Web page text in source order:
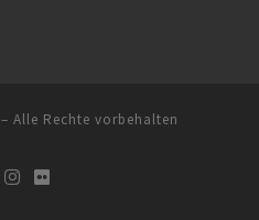
– Alle Rechte vorbehalten